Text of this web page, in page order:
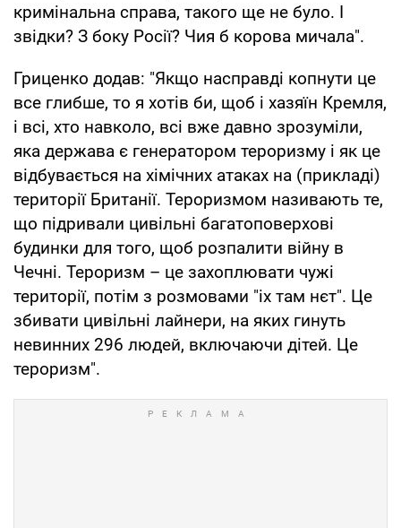
кримінальна справа, такого ще не було. І
звідки? З боку Росії? Чия б корова мичала".
Гриценко додав: "Якщо насправді копнути це
все глибше, то я хотів би, щоб і хазяїн Кремля,
і всі, хто навколо, всі вже давно зрозуміли,
яка держава є генератором тероризму і як це
відбувається на хімічних атаках на (прикладі)
території Британії. Тероризмом називають те,
що підривали цивільні багатоповерхові
будинки для того, щоб розпалити війну в
Чечні. Тероризм – це захоплювати чужі
території, потім з розмовами "іх там нєт". Це
збивати цивільні лайнери, на яких гинуть
невинних 296 людей, включаючи дітей. Це
тероризм".